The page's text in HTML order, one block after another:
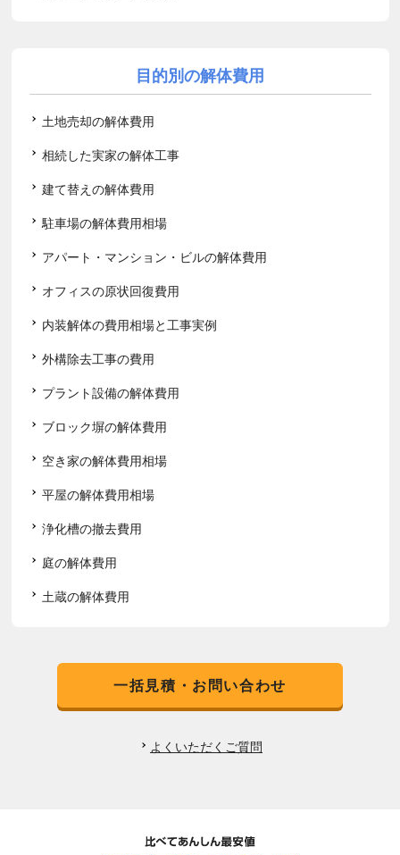
目的別の解体費用
土地売却の解体費用
相続した実家の解体工事
建て替えの解体費用
駐車場の解体費用相場
アパート・マンション・ビルの解体費用
オフィスの原状回復費用
内装解体の費用相場と工事実例
外構除去工事の費用
プラント設備の解体費用
ブロック塀の解体費用
空き家の解体費用相場
平屋の解体費用相場
浄化槽の撤去費用
庭の解体費用
土蔵の解体費用
一括見積・お問い合わせ
よくいただくご質問